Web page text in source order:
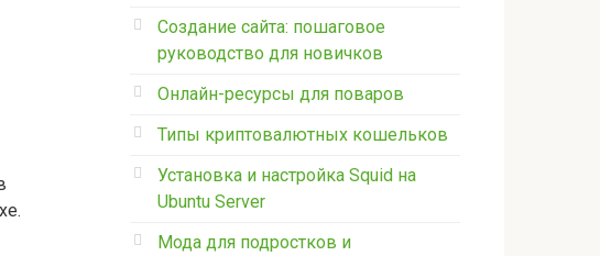
Создание сайта: пошаговое
руководство для новичков
Онлайн-ресурсы для поваров
Типы криптовалютных кошельков
Установка и настройка Squid на
Ubuntu Server
Мода для подростков и